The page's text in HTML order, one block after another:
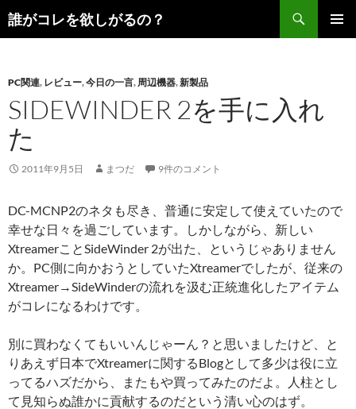
コ
ン
ツ
へ
ス
キ
誰がコレを欲しがるの？
検
索
PC関連, レビュー,今日の一言, 周辺機器,新製品
SIDEWINDER 2を手に入れ
た
2011年9月5日 まつだ 9件のコメント
DC-MCNP2のネタも尽き、普通に安定して使えていたので
幸せな日々を過ごしています。しかしながら、新しい
XtreamerことSideWinder 2が出た、というじゃありません
か。PC側に向かおうとしていたXtreamerでしたが、従来の
Xtreamer→SideWinderの流れを汲む正統進化したアイテム
がコレになるわけです。
別に買わなくてもいいんじゃーん？と思いましたけど、と
りあえず日本でXtreamerに関するBlogとして多少は役に立
ってるハズだから、またもや買ってみたのだよ。人柱とし
て見知らぬ誰かに貢献するのだという清い心のはず。